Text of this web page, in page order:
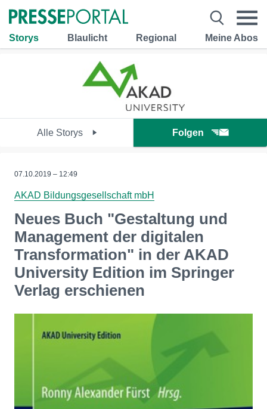
Storys Blaulicht Regional Meine Abos
Alle Storys Folgen
07.10.2019 – 12:49
AKAD Bildungsgesellschaft mbH
Neues Buch "Gestaltung und
Management der digitalen
Transformation" in der AKAD
University Edition im Springer
Verlag erschienen